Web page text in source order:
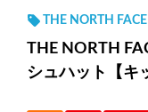
THE NORTH FACE
THE NORTH
シュハット【キ